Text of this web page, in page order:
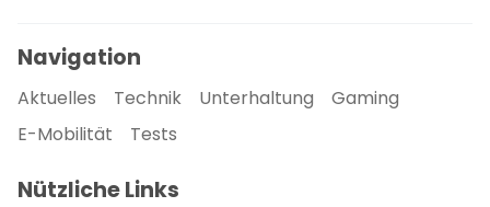
Navigation
Aktuelles Technik Unterhaltung
Gaming
E-Mobilität
Tests
Nützliche Links